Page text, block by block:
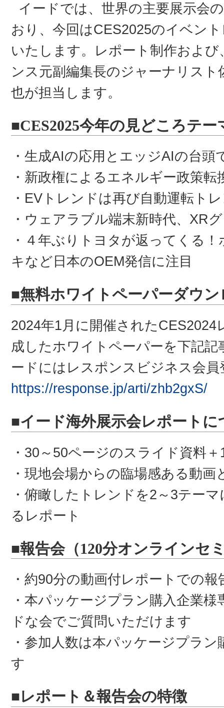
イードでは、世界の主要展示会
おり、今回はCES2025のイベン
いたします。レポート制作およ
ンス元副編集長のジャーナリス
也が担当します。
■CES2025今年の見どころテー
・生成AIの応用とエッジAIの台頭
・新政権によるエネルギー政策
・EVトレンドは再び自動運転ト
・ウェアラブル端末新時代、XR
・４年ぶりトヨタが返ってくる
キなど日本のOEM発信に注目
■無料ホワイトペーパーダウン
2024年1月に開催された
成したホワイトペーパーを下記
ードにはレスポンスビジネス会
https://response.jp/arti/zhb2gxS/
■イード海外展示会レポートに
・30～50ページのスライド資料
・現地会場からの臨場感ある動
・俯瞰したトレンドを2～3テー
るレポート
■報告会（120分オンラインセ
・約90分の動画付レポートでの
・本パッケージプラン購入企業
ドな会でご質問いただけます
・参加人数は本パッケージプラ
す
■レポート＆報告会の特徴